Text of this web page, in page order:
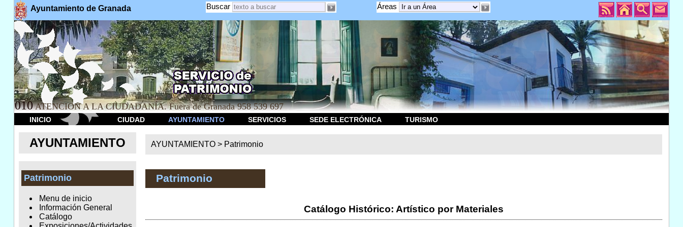
Ayuntamiento de Granada Áreas
Buscar
010 ATENCION A LA CIUDADANÍA. Fuera de Granada 958 539 697
INICIO CIUDAD AYUNTAMIENTO SERVICIOS SEDE ELECTRÓNICA TURISMO
AYUNTAMIENTO
Patrimonio
Menu de inicio
Información General
Catálogo
AYUNTAMIENTO > Patrimonio
Patrimonio
Catálogo Histórico: Artístico por Materiales